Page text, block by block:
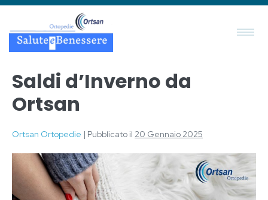
Saldi d’Inverno da
Ortsan
Ortsan Ortopedie | Pubblicato il 20 Gennaio 2025